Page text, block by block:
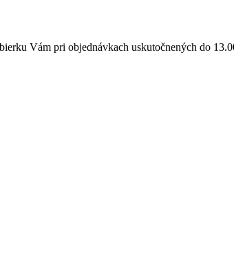
Vám pri objednávkach uskutočnených do